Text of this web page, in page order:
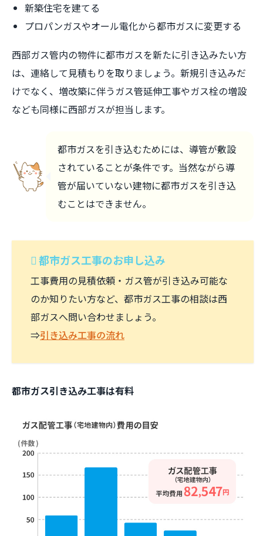
新築住宅を建てる
プロパンガスやオール電化から都市ガスに変更する
西部ガス管内の物件に都市ガスを新たに引き込みたい方
は、連絡して見積もりを取りましょう。新規引き込みだ
けでなく、増改築に伴うガス管延伸工事やガス栓の増設
なども同様に西部ガスが担当します。
都市ガスを引き込むためには、導管が敷設
されていることが条件です。当然ながら導
管が届いていない建物に都市ガスを引き込
むことはできません。
都市ガス工事のお申し込み
工事費用の見積依頼・ガス管が引き込み可能な
のか知りたい方など、都市ガス工事の相談は西
部ガスへ問い合わせましょう。
⇒引き込み工事の流れ
都市ガス引き込み工事は有料